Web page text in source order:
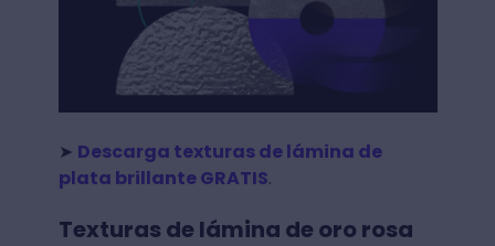
➤ Descarga texturas de lámina de
plata brillante GRATIS.
Texturas de lámina de oro rosa